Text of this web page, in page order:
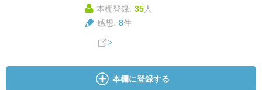
本棚登録: 35人
感想: 8件
本棚に登録する